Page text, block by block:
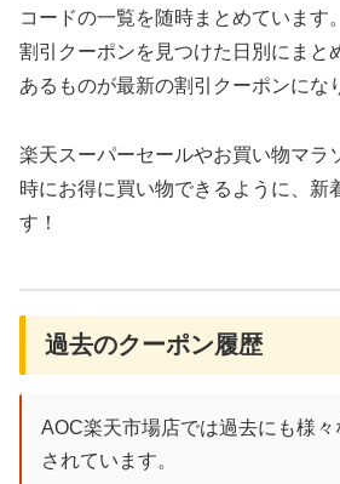
コードの一覧を随時まとめています。
割引クーポンを見つけた日別にまと
あるものが最新の割引クーポンにな
楽天スーパーセールやお買い物マラ
時にお得に買い物できるように、新
す！
過去のクーポン履歴
AOC楽天市場店では過去にも様
されています。